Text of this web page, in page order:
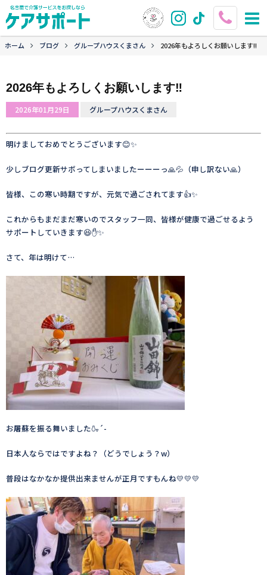
ホーム ブログ グループハウスくまさん 2026年もよろしくお願いします‼️
2026年もよろしくお願いします‼️
2026年01月29日 グループハウスくまさん
明けましておめでとうございます😊✨
少しブログ更新サボってしまいましたーーーっ🙏💦（申し訳ない🙏）
皆様、この寒い時期ですが、元気で過ごされてます👍✨
これからもまだまだ寒いのでスタッフ一同、皆様が健康で過ごせるよう
サポートしていきます😆✋✨
さて、年は明けて…
お屠蘇を振る舞いました🍶´-
日本人ならではですよね？（どうでしょう？w）
普段はなかなか提供出来ませんが正月ですもんね💛💛💛